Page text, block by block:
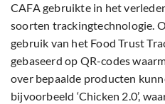
CAFA gebruikte in het
soorten trackingtechnologie.
gebruik van het Food Trust
gebaseerd op QR-codes
over bepaalde producten
bijvoorbeeld ‘Chicken 2.0’,